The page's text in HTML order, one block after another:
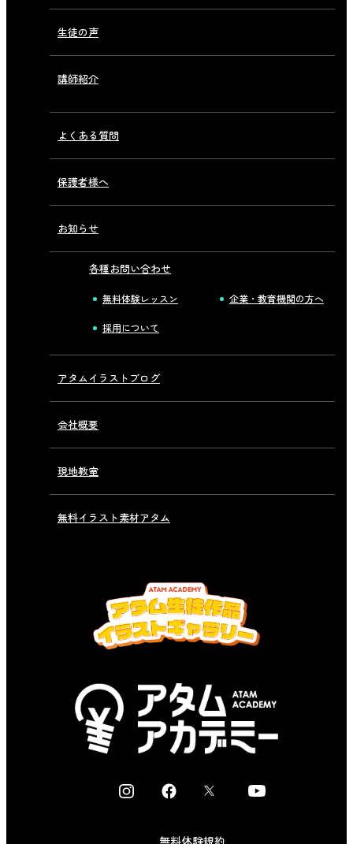
生徒の声
講師紹介
よくある質問
保護者様へ
お知らせ
各種お問い合わせ
無料体験レッスン 企業・教育機関の方へ
採用について
アタムイラストブログ
会社概要
現地教室
無料イラスト素材アタム
I
F
X
Y